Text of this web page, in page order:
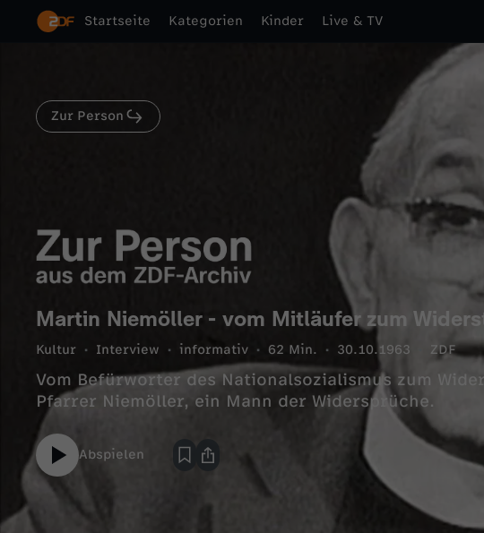
Startseite Kategorien Kinder Live & TV
Zur Person
Martin Niemöller - vom Mitläufer zum
Kultur Interview informativ 62 Min. 30.10.1963 ZDF
Vom Befürworter des Nationalsozialismus zum
Pfarrer Niemöller, ein Mann der Widersprüche.
Abspielen